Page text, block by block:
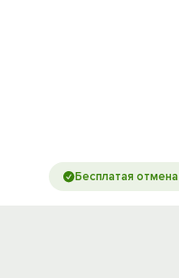
Бесплатая отмена